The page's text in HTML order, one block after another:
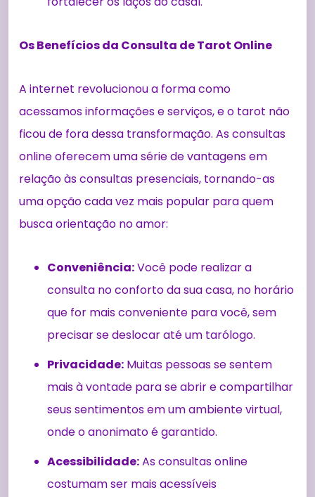
Os Benefícios da Consulta de Tarot Online
A internet revolucionou a forma como
acessamos informações e serviços, e o tarot não
ficou de fora dessa transformação. As consultas
online oferecem uma série de vantagens em
relação às consultas presenciais, tornando-as
uma opção cada vez mais popular para quem
busca orientação no amor:
Conveniência:Você pode realizar a
consulta no conforto da sua casa, no horário
que for mais conveniente para você, sem
precisar se deslocar até um tarólogo.
Privacidade: Muitas pessoas se sentem
mais à vontade para se abrir e compartilhar
seus sentimentos em um ambiente virtual,
onde o anonimato é garantido.
Acessibilidade:As consultas online
costumam ser mais acessíveis